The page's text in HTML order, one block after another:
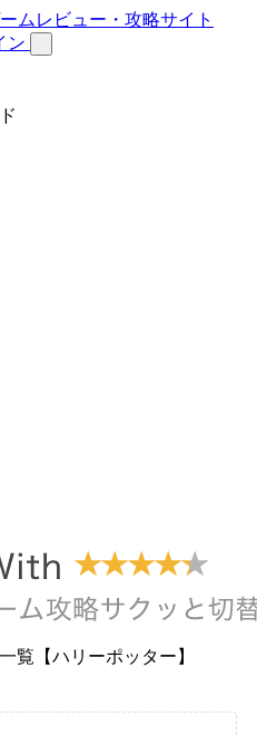
ン
覧【ハリーポッター】